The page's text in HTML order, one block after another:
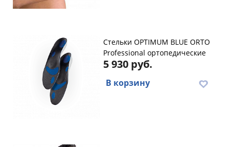
Стельки OPTIMUM BLUE ORTO
Professional ортопедические
5 930 руб.
В корзину